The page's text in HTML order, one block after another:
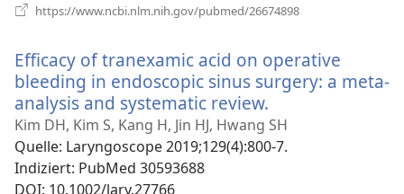
https://www.ncbi.nlm.nih.gov/pubmed/26674898
Efficacy of tranexamic acid on operative
bleeding in endoscopic sinus surgery: a meta-
analysis and systematic review.
neues
Fenster)
Kim DH, Kim S, Kang H, Jin HJ, Hwang SH
Quelle‎: Laryngoscope 2019;129(4):800-7.
Indiziert‎: PubMed 30593688
DOI‎: 10.1002/lary.27766